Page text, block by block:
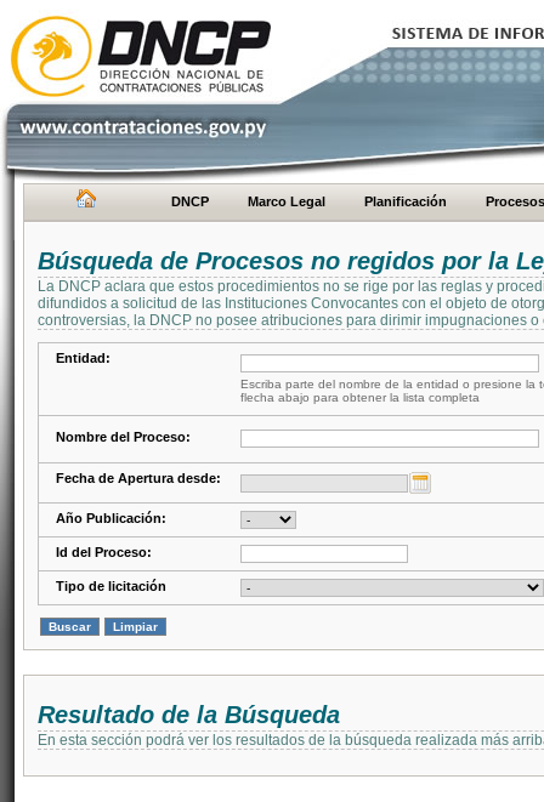
DNCP Marco Legal Planificación Procesos
Búsqueda de Procesos no regidos por la
La DNCP aclara que estos procedimientos no se rige por las reglas y
difundidos a solicitud de las Instituciones Convocantes con el objeto de
controversias, la DNCP no posee atribuciones para dirimir impugnaciones
Entidad:
Escriba parte del nombre de la entidad o presione la
flecha abajo para obtener la lista completa
Nombre del Proceso:
Fecha de Apertura desde:
Año Publicación:
Id del Proceso:
Tipo de licitación
Resultado de la Búsqueda
En esta sección podrá ver los resultados de la búsqueda realizada más